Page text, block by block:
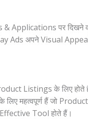
Applications पर दिखने
Ads अपने Visual
Listings के लिए
लिए महत्वपूर्ण हैं जो
Tool होते हैं।